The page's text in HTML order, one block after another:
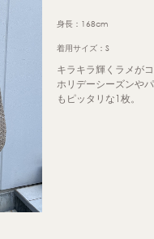
身長：168cm
着用サイズ：S
キラキラ輝くラメが
ホリデーシーズンや
もピッタリな1枚。